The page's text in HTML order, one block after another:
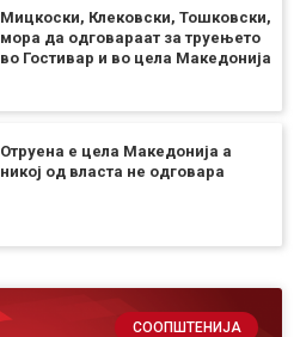
Мицкоски, Клековски, Тошковски,
мора да одговараат за труењето
во Гостивар и во цела Македонија
Отруена е цела Македонија а
никој од власта не одговара
СООПШТЕНИЈА